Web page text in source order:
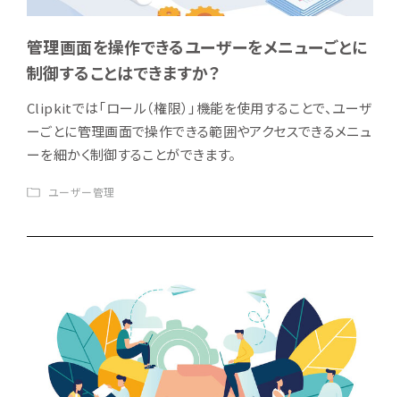
管理画面を操作できるユーザーをメニューごとに
制御することはできますか？
Clipkitでは「ロール（権限）」機能を使用することで、ユーザ
ーごとに管理画面で操作できる範囲やアクセスできるメニュ
ーを細かく制御することができます。
ユーザー管理